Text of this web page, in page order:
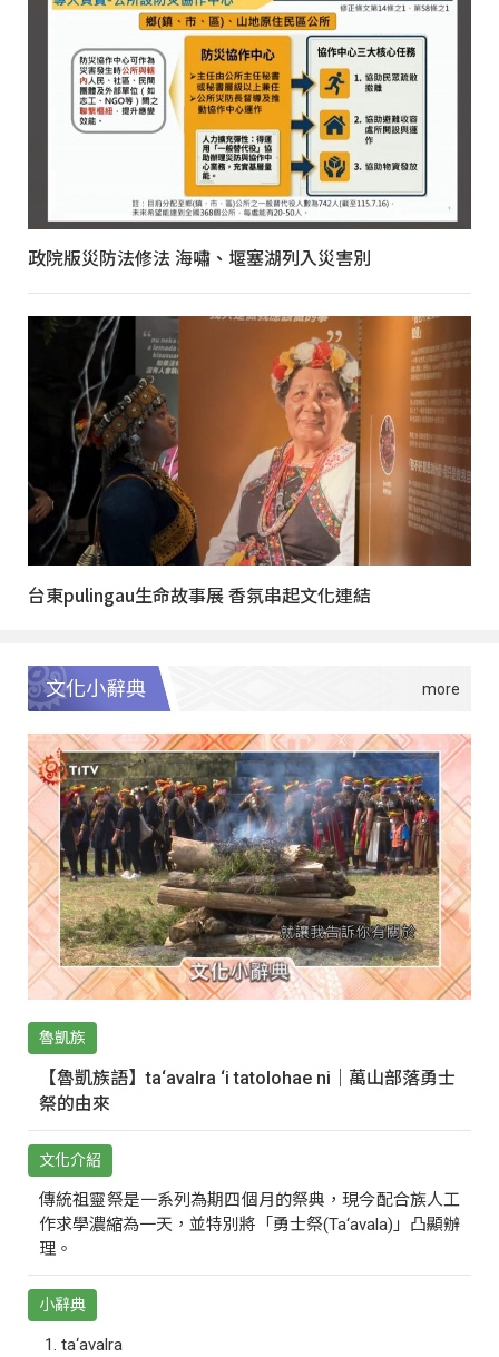
政院版災防法修法 海嘯、堰塞湖列入災害別
台東pulingau生命故事展 香氛串起文化連結
文化小辭典
魯凱族
【魯凱族語】ta‘avalra ‘i tatolohae ni｜萬山部落勇士
祭的由來
文化介紹
傳統祖靈祭是一系列為期四個月的祭典，現今配合族人工
作求學濃縮為一天，並特別將「勇士祭(Ta‘avala)」凸顯辦
理。
小辭典
ta‘avalra